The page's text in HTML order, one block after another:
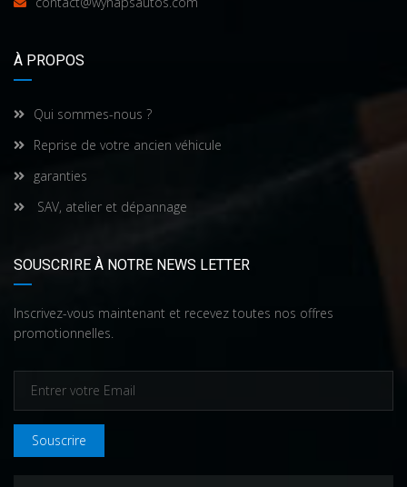
À PROPOS
Qui sommes-nous ?
Reprise de votre ancien véhicule
garanties
SAV, atelier et dépannage
SOUSCRIRE À NOTRE NEWS LETTER
Inscrivez-vous maintenant et recevez toutes nos offres
promotionnelles.
Souscrire